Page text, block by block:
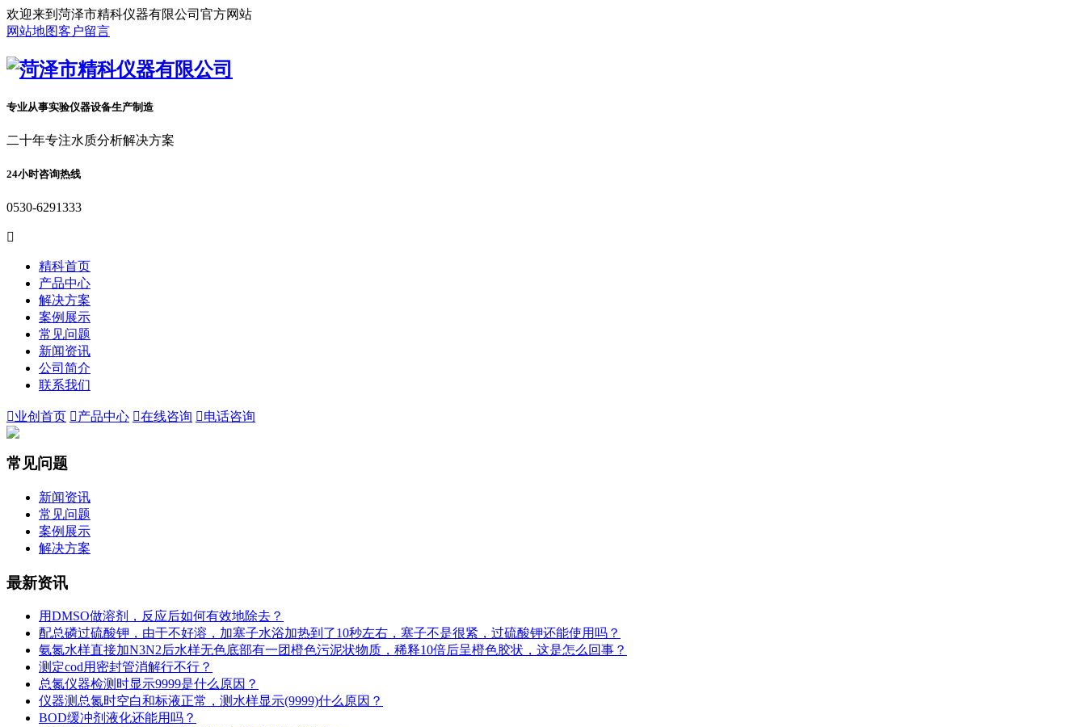
欢迎来到菏泽市精科仪器有限公司官方网站
网站地图客户留言
专业从事实验仪器设备生产制造
二十年专注水质分析解决方案
24小时咨询热线
0530-6291333

精科首页
产品中心
解决方案
案例展示
常见问题
新闻资讯
公司简介
联系我们
业创首页 产品中心 在线咨询 电话咨询
常见问题
新闻资讯
常见问题
案例展示
解决方案
最新资讯
用DMSO做溶剂，反应后如何有效地除去？
配总磷过硫酸钾，由于不好溶，加塞子水浴加热到了10秒左右，塞子不是很紧，过硫酸钾还能使用吗？
氨氮水样直接加N3N2后水样无色底部有一团橙色污泥状物质，稀释10倍后呈橙色胶状，这是怎么回事？
测定cod用密封管消解行不行？
总氮仪器检测时显示9999是什么原因？
仪器测总氮时空白和标液正常，测水样显示(9999)什么原因？
BOD缓冲剂液化还能用吗？